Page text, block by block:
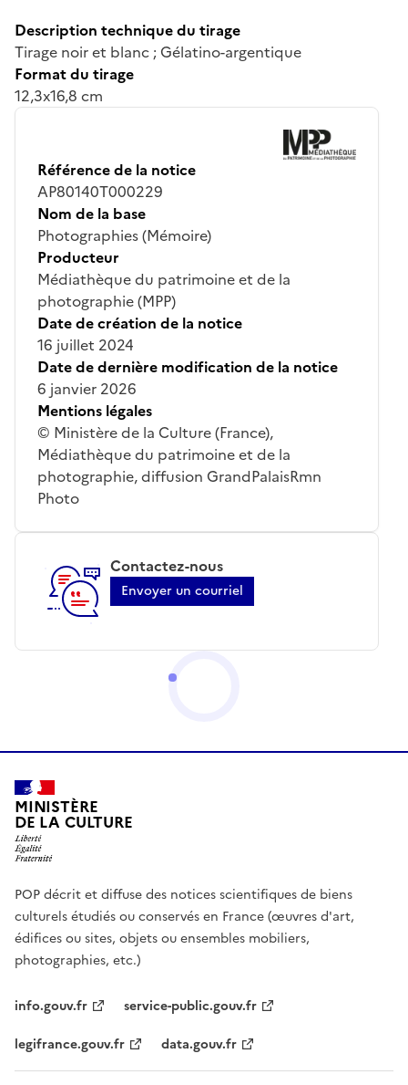
Description technique du tirage
Tirage noir et blanc ; Gélatino-argentique
Format du tirage
12,3x16,8 cm
Référence de la notice
AP80140T000229
Nom de la base
Photographies (Mémoire)
Producteur
Médiathèque du patrimoine et de la
photographie (MPP)
Date de création de la notice
16 juillet 2024
Date de dernière modification de la notice
6 janvier 2026
Mentions légales
© Ministère de la Culture (France),
Médiathèque du patrimoine et de la
photographie, diffusion GrandPalaisRmn
Photo
Contactez-nous
Envoyer un courriel
MINISTÈRE
DE LA CULTURE
POP décrit et diffuse des notices scientifiques de biens
culturels étudiés ou conservés en France (œuvres d'art,
édifices ou sites, objets ou ensembles mobiliers,
photographies, etc.)
info.gouv.fr
service-public.gouv.fr
legifrance.gouv.fr
data.gouv.fr